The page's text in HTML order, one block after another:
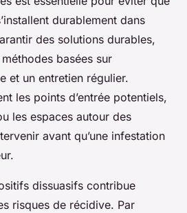
durablement dans
des solutions durables,
basées sur
et un entretien régulier.
les points d’entrée potentiels,
les espaces autour des
avant qu’une infestation
dissuasifs contribue
risques de récidive. Par